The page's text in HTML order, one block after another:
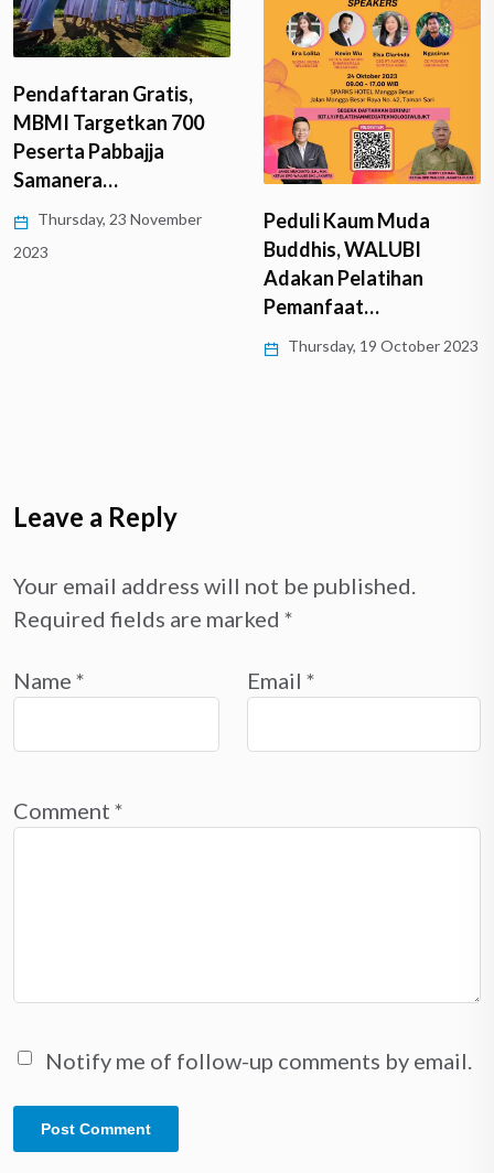
Pendaftaran Gratis,
MBMI Targetkan 700
Peserta Pabbajja
Samanera…
Thursday, 23 November
2023
Peduli Kaum Muda
Buddhis, WALUBI
Adakan Pelatihan
Pemanfaat…
Thursday, 19 October 2023
Leave a Reply
Your email address will not be published.
Required fields are marked *
Name * Email *
Comment *
Notify me of follow-up comments by email.